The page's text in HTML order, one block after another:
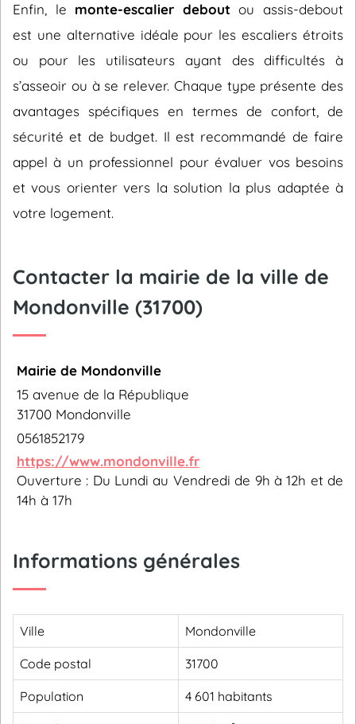
Enfin, le monte-escalier debout ou assis-debout
est une alternative idéale pour les escaliers étroits
ou pour les utilisateurs ayant des difficultés à
s’asseoir ou à se relever. Chaque type présente des
avantages spécifiques en termes de confort, de
sécurité et de budget. Il est recommandé de faire
appel à un professionnel pour évaluer vos besoins
et vous orienter vers la solution la plus adaptée à
votre logement.
Contacter la mairie de la ville de
Mondonville (31700)
Mairie de Mondonville
15 avenue de la République
31700 Mondonville
0561852179
https://www.mondonville.fr
Ouverture : Du Lundi au Vendredi de 9h à 12h et de
14h à 17h
Informations générales
Ville Mondonville
Code postal 31700
Population 4 601 habitants